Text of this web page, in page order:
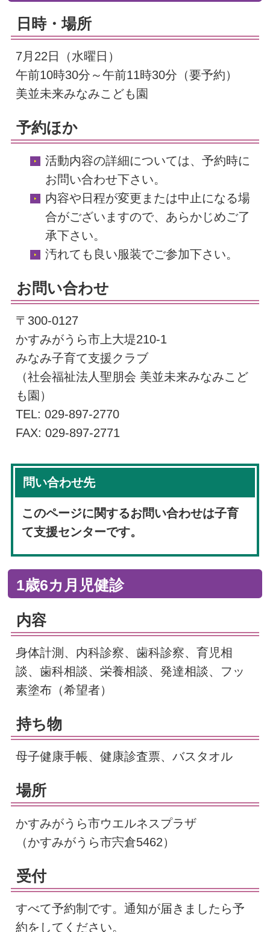
日時・場所
7月22日（水曜日）
午前10時30分～午前11時30分（要予約）
美並未来みなみこども園
予約ほか
活動内容の詳細については、予約時に
お問い合わせ下さい。
内容や日程が変更または中止になる場
合がございますので、あらかじめご了
承下さい。
汚れても良い服装でご参加下さい。
お問い合わせ
〒300-0127
かすみがうら市上大堤210-1
みなみ子育て支援クラブ
（社会福祉法人聖朋会 美並未来みなみこど
も園）
TEL: 029-897-2770
FAX: 029-897-2771
問い合わせ先
このページに関するお問い合わせは子育
て支援センターです。
1歳6カ月児健診
内容
身体計測、内科診察、歯科診察、育児相
談、歯科相談、栄養相談、発達相談、フッ
素塗布（希望者）
持ち物
母子健康手帳、健康診査票、バスタオル
場所
かすみがうら市ウエルネスプラザ
（かすみがうら市宍倉5462）
受付
すべて予約制です。通知が届きましたら予
約をしてください。